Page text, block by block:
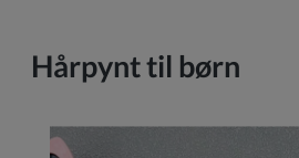
Hårpynt til børn